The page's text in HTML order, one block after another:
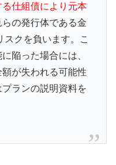
仕組債により元本
の発行体である金
クを負います。こ
陥った場合には、
が失われる可能性
ランの説明資料を